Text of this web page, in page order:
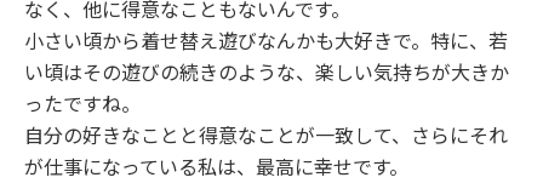
なく、他に得意なこともないんです。
小さい頃から着せ替え遊びなんかも大好きで。特に、若
い頃はその遊びの続きのような、楽しい気持ちが大きか
ったですね。
自分の好きなことと得意なことが一致して、さらにそれ
が仕事になっている私は、最高に幸せです。